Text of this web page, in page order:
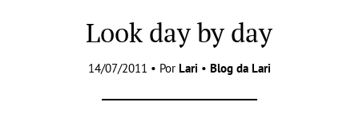
Look day by day
14/07/2011 • Por Lari • Blog da Lari